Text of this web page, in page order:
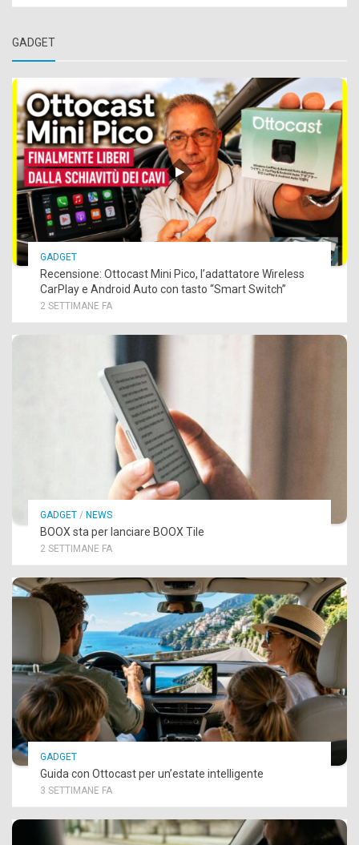
GADGET
GADGET
Recensione: Ottocast Mini Pico, l’adattatore Wireless
CarPlay e Android Auto con tasto “Smart Switch”
2 SETTIMANE FA
GADGET / NEWS
BOOX sta per lanciare BOOX Tile
2 SETTIMANE FA
GADGET
Guida con Ottocast per un’estate intelligente
3 SETTIMANE FA